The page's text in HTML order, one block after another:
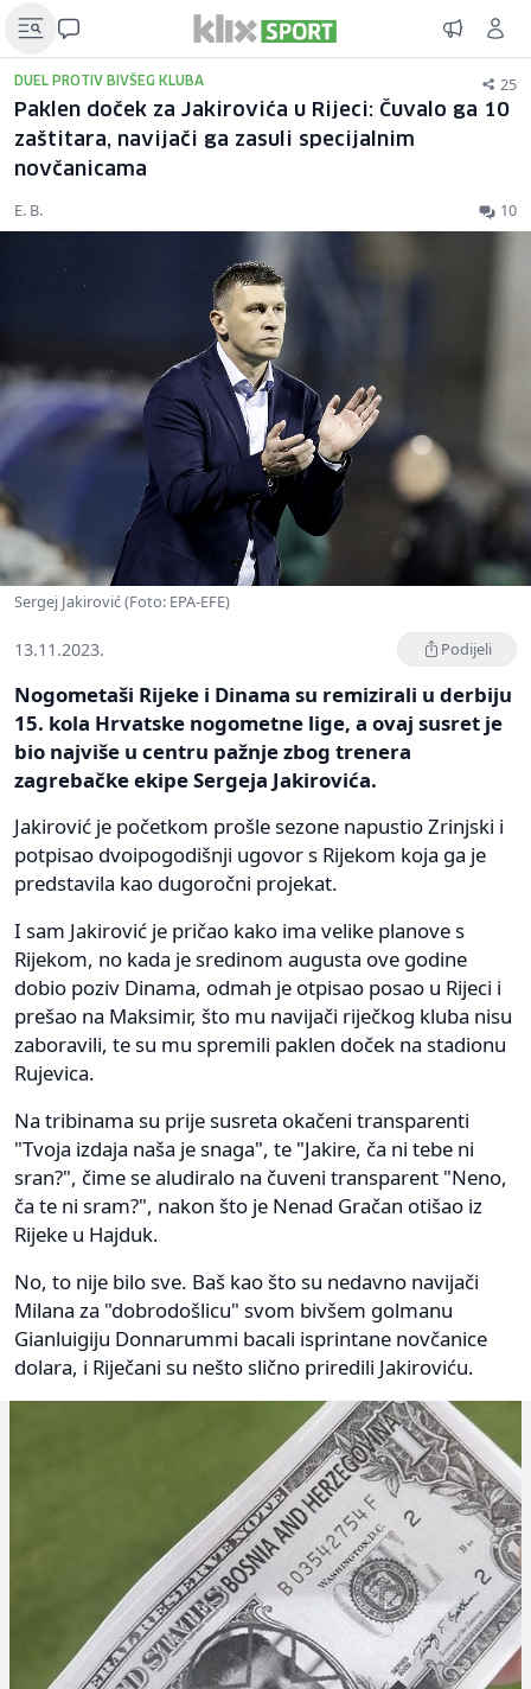
DUEL PROTIV BIVŠEG KLUBA 25
Paklen doček za Jakirovića u Rijeci: Čuvalo ga 10
zaštitara, navijači ga zasuli specijalnim
novčanicama
E. B. 10
Sergej Jakirović (Foto: EPA-EFE)
13.11.2023. Podijeli
Nogometaši Rijeke i Dinama su remizirali u derbiju
15. kola Hrvatske nogometne lige, a ovaj susret je
bio najviše u centru pažnje zbog trenera
zagrebačke ekipe Sergeja Jakirovića.
Jakirović je početkom prošle sezone napustio Zrinjski i
potpisao dvoipogodišnji ugovor s Rijekom koja ga je
predstavila kao dugoročni projekat.
I sam Jakirović je pričao kako ima velike planove s
Rijekom, no kada je sredinom augusta ove godine
dobio poziv Dinama, odmah je otpisao posao u Rijeci i
prešao na Maksimir, što mu navijači riječkog kluba nisu
zaboravili, te su mu spremili paklen doček na stadionu
Rujevica.
Na tribinama su prije susreta okačeni transparenti
"Tvoja izdaja naša je snaga", te "Jakire, ča ni tebe ni
sran?", čime se aludiralo na čuveni transparent "Neno,
ča te ni sram?", nakon što je Nenad Gračan otišao iz
Rijeke u Hajduk.
No, to nije bilo sve. Baš kao što su nedavno navijači
Milana za "dobrodošlicu" svom bivšem golmanu
Gianluigiju Donnarummi bacali isprintane novčanice
dolara, i Riječani su nešto slično priredili Jakiroviću.